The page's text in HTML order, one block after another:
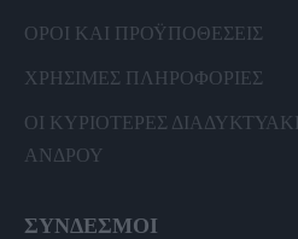
ΟΡΟΙ ΚΑΙ ΠΡΟΫΠΟΘΕΣΕΙΣ
ΧΡΗΣΙΜΕΣ ΠΛΗΡΟΦΟΡΙΕΣ
ΟΙ ΚΥΡΙΟΤΕΡΕΣ
ΑΝΔΡΟΥ
ΣΥΝΔΕΣΜΟΙ